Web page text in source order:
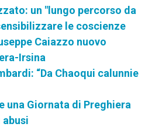
un "lungo percorso da
le coscienze
Caiazzo nuovo
Irsina
“Da Chaoqui calunnie
una Giornata di Preghiera